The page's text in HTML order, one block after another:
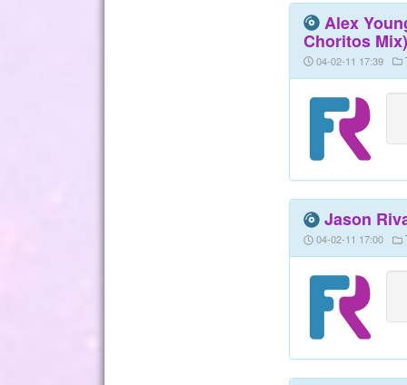
Alex
Choritos
04-02-11 17:39
Jason
04-02-11 17:00